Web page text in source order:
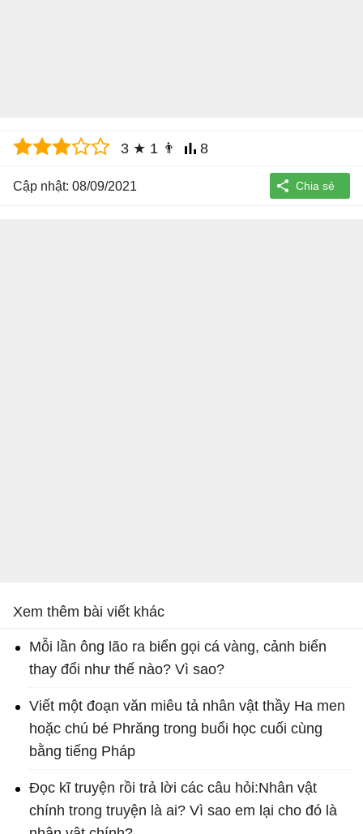
3 ★ 1 👨 8
Cập nhật: 08/09/2021
Xem thêm bài viết khác
Mỗi lần ông lão ra biển gọi cá vàng, cảnh biển
thay đổi như thế nào? Vì sao?
Viết một đoạn văn miêu tả nhân vật thầy Ha men
hoặc chú bé Phrăng trong buổi học cuối cùng
bằng tiếng Pháp
Đọc kĩ truyện rồi trả lời các câu hỏi:Nhân vật
chính trong truyện là ai? Vì sao em lại cho đó là